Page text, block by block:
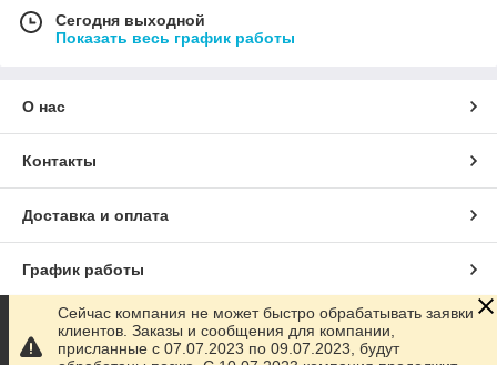
Сегодня выходной
Показать весь график работы
О нас
Контакты
Доставка и оплата
График работы
Полная версия сайта
Сейчас компания не может быстро обрабатывать заявки
клиентов. Заказы и сообщения для компании,
присланные с 07.07.2023 по 09.07.2023, будут